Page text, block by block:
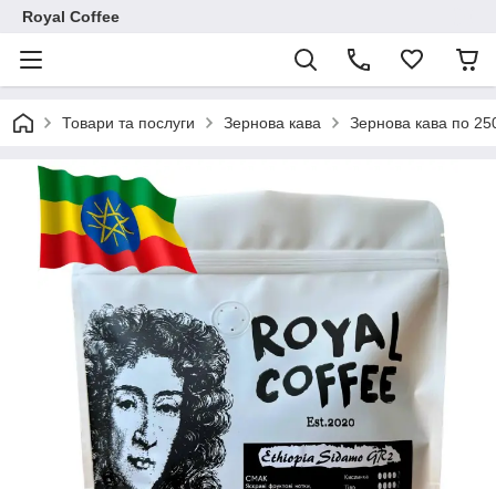
Royal Coffee
Товари та послуги Зернова кава Зернова кава по